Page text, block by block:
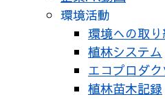
環境活動
環境への取
植林システム
エコプロダ
植林苗木記録